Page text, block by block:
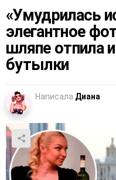
«Умудрилась
элегантное
шляпе отпила
бутылки
Написала Диана